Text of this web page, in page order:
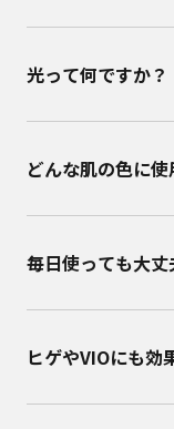
光って何ですか？
どんな肌の色に
毎日使っても大丈
ヒゲやVIOにも効